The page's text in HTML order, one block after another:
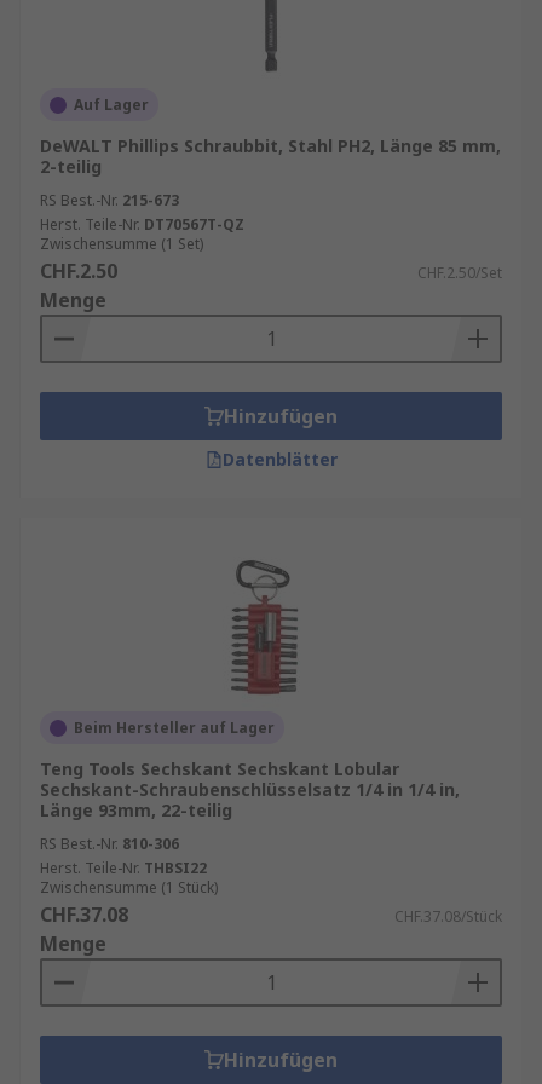
Auf Lager
DeWALT Phillips Schraubbit, Stahl PH2, Länge 85 mm,
2-teilig
RS Best.-Nr. 215-673
Herst. Teile-Nr. DT70567T-QZ
Zwischensumme (1 Set)
CHF.2.50 CHF.2.50/Set
Menge
Hinzufügen
Datenblätter
Beim Hersteller auf Lager
Teng Tools Sechskant Sechskant Lobular
Sechskant-Schraubenschlüsselsatz 1/4 in 1/4 in,
Länge 93mm, 22-teilig
RS Best.-Nr. 810-306
Herst. Teile-Nr. THBSI22
Zwischensumme (1 Stück)
CHF.37.08 CHF.37.08/Stück
Menge
Hinzufügen